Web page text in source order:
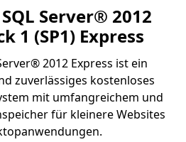
Server® 2012
1 (SP1) Express
2012 Express ist ein
zuverlässiges kostenloses
mit umfangreichem und
für kleinere Websites